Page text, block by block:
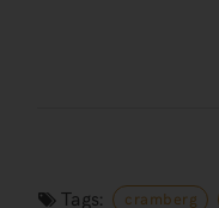
Tags: cramberg